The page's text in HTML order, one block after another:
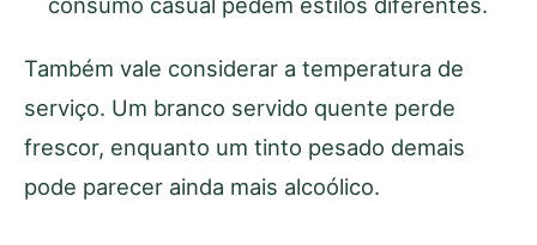
Também vale considerar a temperatura de
serviço. Um branco servido quente perde
frescor, enquanto um tinto pesado demais
pode parecer ainda mais alcoólico.